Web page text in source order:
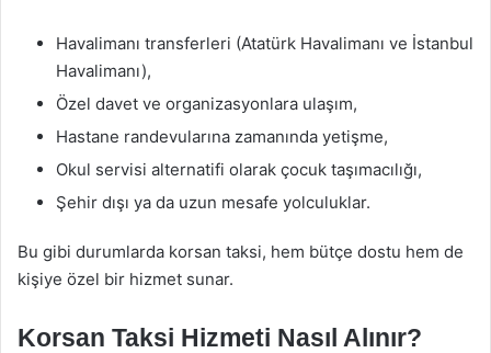
Havalimanı transferleri (Atatürk Havalimanı ve İstanbul
Havalimanı),
Özel davet ve organizasyonlara ulaşım,
Hastane randevularına zamanında yetişme,
Okul servisi alternatifi olarak çocuk taşımacılığı,
Şehir dışı ya da uzun mesafe yolculuklar.
Bu gibi durumlarda korsan taksi, hem bütçe dostu hem de
kişiye özel bir hizmet sunar.
Korsan Taksi Hizmeti Nasıl Alınır?